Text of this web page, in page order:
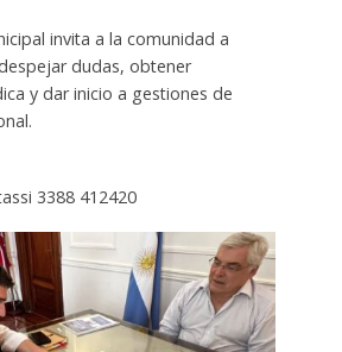
invita a la comunidad a
dudas, obtener
y dar inicio a gestiones de
3388 412420